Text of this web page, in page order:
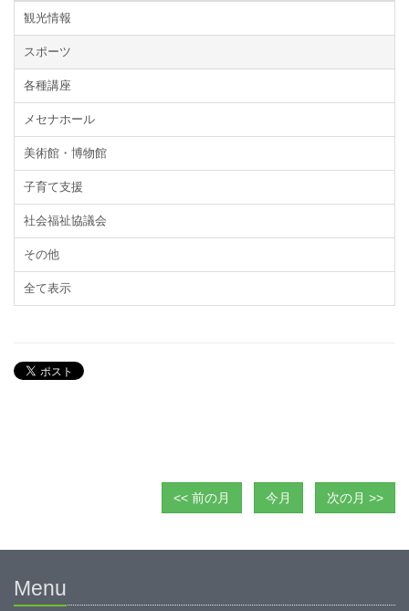
観光情報
スポーツ
各種講座
メセナホール
美術館・博物館
子育て支援
社会福祉協議会
その他
全て表示
<< 前の月 今月 次の月 >>
Menu